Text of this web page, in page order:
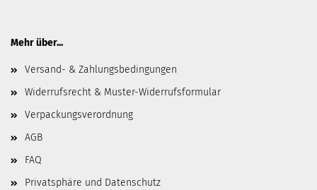
Mehr über...
Versand- & Zahlungsbedingungen
Widerrufsrecht & Muster-Widerrufsformular
Verpackungsverordnung
AGB
FAQ
Privatsphäre und Datenschutz